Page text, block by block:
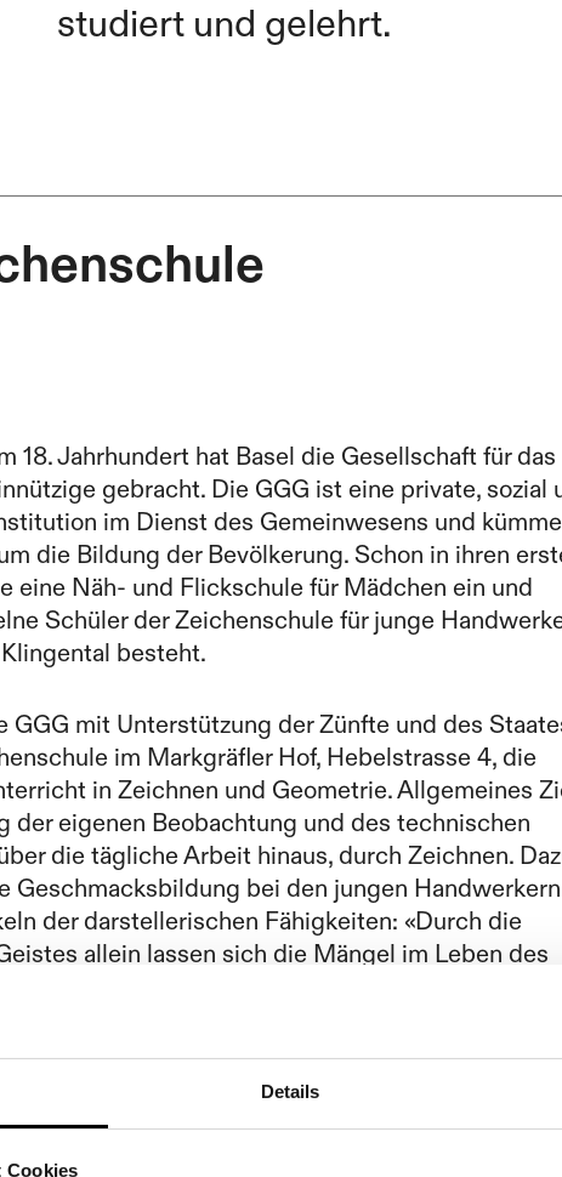
Details
Cookies
studiert und gelehrt.
18. Jahrhundert hat Basel die Gesellschaft für das
gebracht. Die GGG ist eine private, sozial
im Dienst des Gemeinwesens und
die Bildung der Bevölkerung. Schon in ihren
eine Näh- und Flickschule für Mädchen ein und
Schüler der Zeichenschule für junge
besteht.
GGG mit Unterstützung der Zünfte und des
im Markgräfler Hof, Hebelstrasse 4, die
in Zeichnen und Geometrie. Allgemeines
der eigenen Beobachtung und des technischen
die tägliche Arbeit hinaus, durch Zeichnen.
Geschmacksbildung bei den jungen Handwerkern
der darstellerischen Fähigkeiten: «Durch die
allein lassen sich die Mängel im Leben des
auch die Basler Künstlergesellschaft an der
In der Anfangszeit findet der Unterricht während
statt. Die Schule zählt bei ihrer Gründung einen